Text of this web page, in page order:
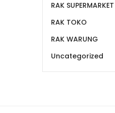
RAK SUPERMARKET
RAK TOKO
RAK WARUNG
Uncategorized